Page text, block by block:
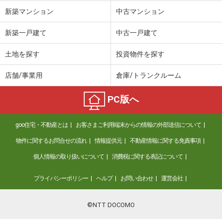
新築マンション 中古マンション
新築一戸建て 中古一戸建て
土地を探す 投資物件を探す
店舗/事業用 倉庫/トランクルーム
PC版へ
goo住宅・不動産とは お客さまご利用端末からの情報の外部送信について
物件に関するお問合せの流れ 情報提供元 不動産情報に関する免責事項
個人情報の取り扱いについて 消費税に関する表記について
プライバシーポリシー ヘルプ お問い合わせ 運営会社
©NTT DOCOMO